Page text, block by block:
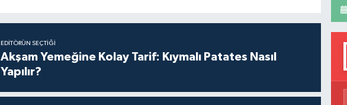
EDITÖRÜN SEÇTIĞI
Akşam Yemeğine Kolay Tarif: Kıymalı Patates Nasıl
Yapılır?